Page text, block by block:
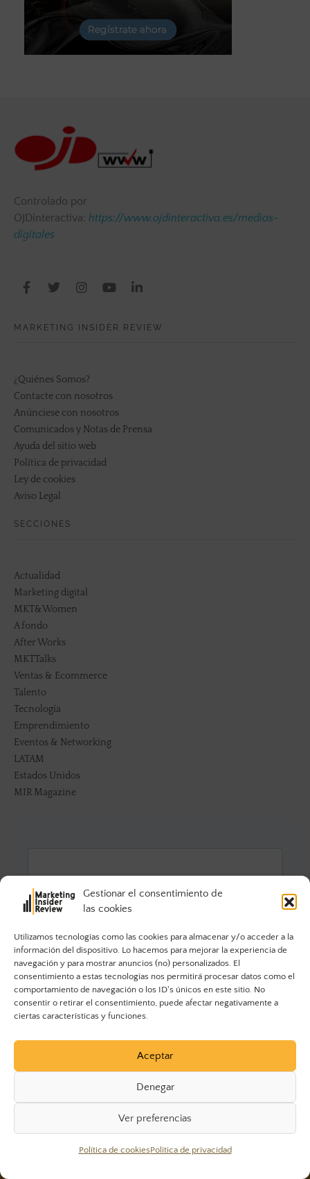
Gestionar el consentimiento de
las cookies
Utilizamos tecnologías como las cookies para almacenar y/o acceder a la
información del dispositivo. Lo hacemos para mejorar la experiencia de
navegación y para mostrar anuncios (no) personalizados. El
consentimiento a estas tecnologías nos permitirá procesar datos como el
comportamiento de navegación o los ID's únicos en este sitio. No
consentir o retirar el consentimiento, puede afectar negativamente a
ciertas características y funciones.
Aceptar
Denegar
Ver preferencias
Política de cookiesPolítica de privacidad
Controlado por
OJDinteractiva: https://www.ojdinteractiva.es/medios-
digitales
MARKETING INSIDER REVIEW
¿Quiénes Somos?
Contacte con nosotros
Anúnciese con nosotros
Comunicados y Notas de Prensa
Ayuda del sitio web
Política de privacidad
Ley de cookies
Aviso Legal
SECCIONES
Actualidad
Marketing digital
MKT&Women
A fondo
After Works
MKTTalks
Ventas & Ecommerce
Talento
Tecnología
Emprendimiento
Eventos & Networking
LATAM
Estados Unidos
MIR Magazine
© 2023 Marketing Insider Review. Todos los derechos